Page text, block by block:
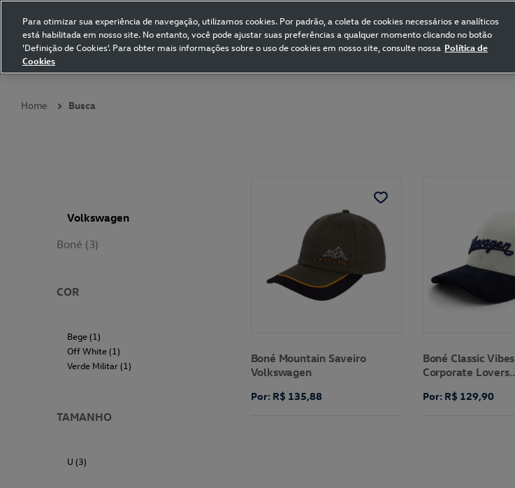
Volkswagen Collection
Coleções
Home Busca
Volkswagen
Boné (3)
COR
Bege (1)
Off White (1)
Verde Militar (1)
TAMANHO
U (3)
Boné Mountain Saveiro
Volkswagen
Por: R$ 135,88
Boné Classic Vibes
Corporate Lovers
Por: R$ 129,90
Para otimizar sua experiência de navegação, utilizamos cookies. Por padrão, a coleta de cookies necessários e analíticos
está habilitada em nosso site. No entanto, você pode ajustar suas preferências a qualquer momento clicando no botão
'Definição de Cookies'. Para obter mais informações sobre o uso de cookies em nosso site, consulte nossa Política de
Cookies